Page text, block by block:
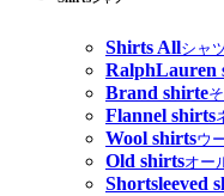
Shirts Allシャ
RalphLauren
Brand shirte
Flannel shirts
Wool shirtsウ
Old shirtsオー
Shortsleeved